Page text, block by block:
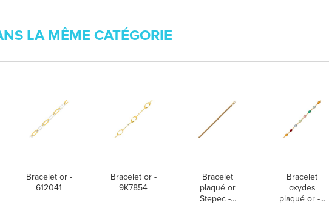
LA MÊME CATÉGORIE
Bracelet or -
612041
Bracelet or -
9K7854
Bracelet
plaqué or
Stepec -...
Bracelet
oxydes
plaqué or -...